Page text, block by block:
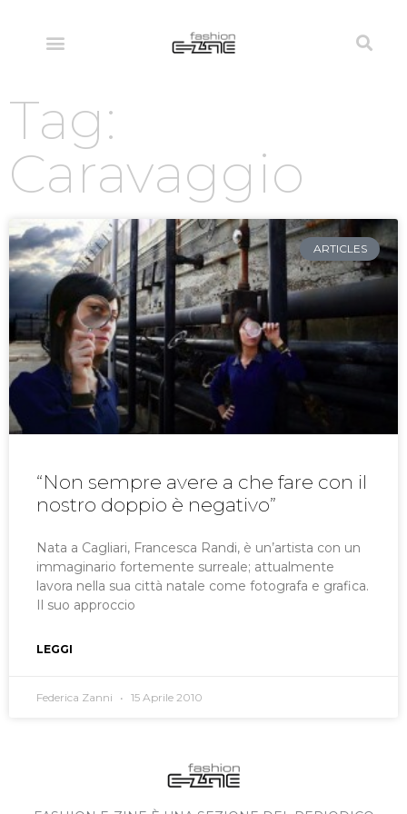
Tag:
Caravaggio
ARTICLES
“Non sempre avere a che fare con il
nostro doppio è negativo”
Nata a Cagliari, Francesca Randi, è un’artista con un
immaginario fortemente surreale; attualmente
lavora nella sua città natale come fotografa e grafica.
Il suo approccio
LEGGI
Federica Zanni 15 Aprile 2010